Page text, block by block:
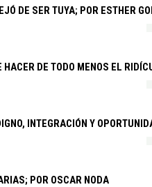
DE SER TUYA; POR ESTHER
DE TODO MENOS EL
INTEGRACIÓN Y
POR OSCAR NODA